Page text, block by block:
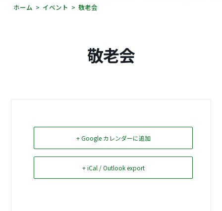
Select Language▼
ホーム イベント 敬老会
敬老会
+ Google カレンダーに追加
+ iCal / Outlook export